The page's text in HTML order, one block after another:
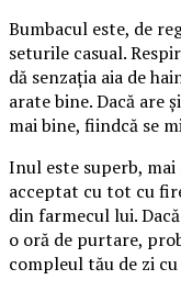
Bumbacul este, de
seturile casual.
dă senzația aia de
arate bine. Dacă are
mai bine, fiindcă se
Inul este superb,
acceptat cu tot cu
din farmecul lui.
o oră de purtare,
compleul tău de zi